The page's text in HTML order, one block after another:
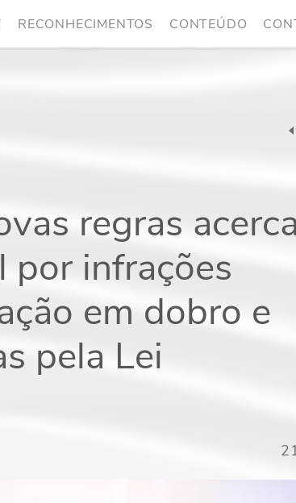
RECONHECIMENTOS CONTEÚDO
regras acerca
por infrações
em dobro e
pela Lei